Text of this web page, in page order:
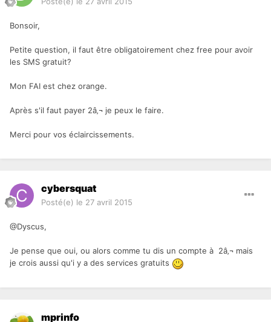
Bonsoir,
Petite question, il faut être obligatoirement chez free pour avoir
les SMS gratuit?
Mon FAI est chez orange.
Après s'il faut payer 2â‚¬ je peux le faire.
Merci pour vos éclaircissements.
cybersquat
Posté(e) le 27 avril 2015
@Dyscus,
Je pense que oui, ou alors comme tu dis un compte à 2â‚¬ mais
je crois aussi qu'i y a des services gratuits
mprinfo